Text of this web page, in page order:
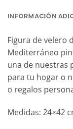
INFORMACIÓN
Figura de velero
Mediterráneo
una de nuestras
para tu hogar o
o regalos
Medidas: 24×42